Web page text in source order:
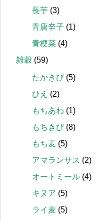
長芋 (3)
青唐辛子 (1)
青梗菜 (4)
雑穀 (59)
たかきび(5)
ひえ (2)
もちあわ (1)
もちきび(8)
もち麦 (5)
アマランサス (2)
オートミール (4)
キヌア (5)
ライ麦 (5)